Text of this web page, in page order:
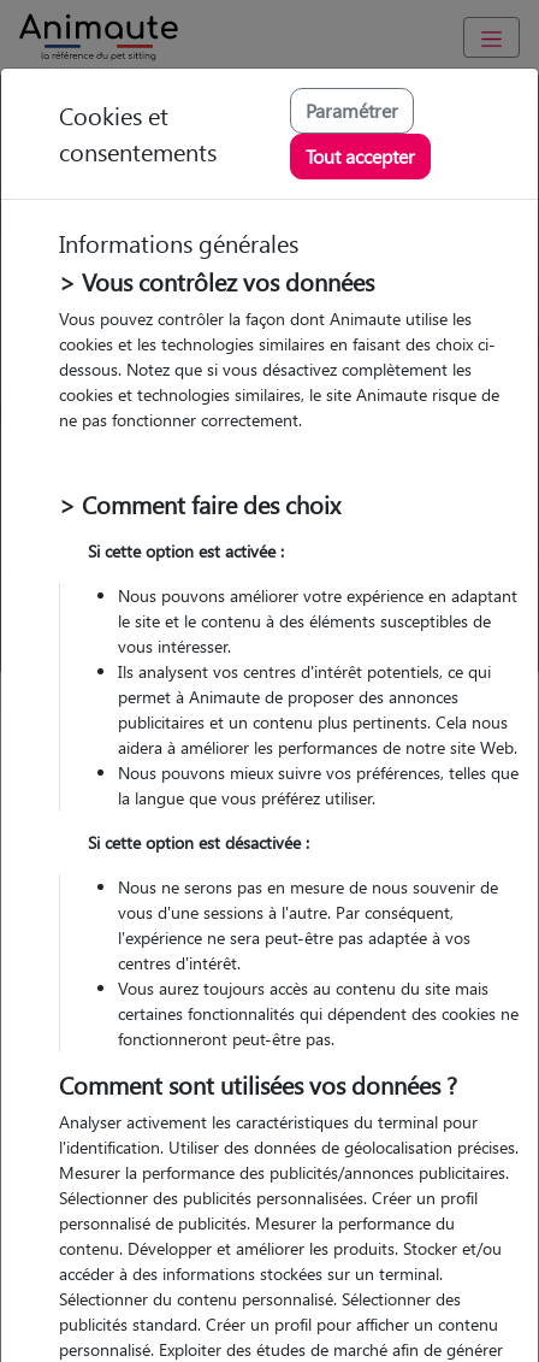
Piroplasmose chien -
babésiose
Garde
chez le Pet Sitter
Garde
chez le Pet Sitter
Promenades
Visites
Promenades
Visites
Ville
Pour quel animal ?
Trouver mon Pet Sitter
Garde d'animaux Piroplasmose chien - babésiose
Catégories de cette page Santé Chien
Article publié le 10/04/2025 et mis à jour le 10/09/2025
La piroplasmose du chien
(babésiose canine) : tout savoir
sur cette maladie
les conseils et avis de votre vétérinaire. En cas de doutes, symptômes,
questions, prenez rendez-vous chez votre vétérinaire !
La piroplasmose du chien, aussi appelée babésiose canine, est une
maladie parasitaire transmise par les tiques. Elle s’attaque aux
globules rouges et peut être très grave si elle n’est pas traitée
rapidement. En France, c’est l’une desmaladies vectorielles les plus
courantes chez le chien​. Heureusement, les traitements sont plutôt
efficaces et donnent de très bons résultats.
Cookies et
consentements
Paramétrer
Tout accepter
Informations générales
> Vous contrôlez vos données
Vous pouvez contrôler la façon dont Animaute utilise les
cookies et les technologies similaires en faisant des choix ci-
dessous. Notez que si vous désactivez complètement les
cookies et technologies similaires, le site Animaute risque de
ne pas fonctionner correctement.
> Comment faire des choix
Si cette option est activée :
Nous pouvons améliorer votre expérience en adaptant
le site et le contenu à des éléments susceptibles de
vous intéresser.
Ils analysent vos centres d'intérêt potentiels, ce qui
permet à Animaute de proposer des annonces
publicitaires et un contenu plus pertinents. Cela nous
aidera à améliorer les performances de notre site Web.
Nous pouvons mieux suivre vos préférences, telles que
la langue que vous préférez utiliser.
Si cette option est désactivée :
Nous ne serons pas en mesure de nous souvenir de
vous d'une sessions à l'autre. Par conséquent,
l'expérience ne sera peut-être pas adaptée à vos
centres d'intérêt.
Vous aurez toujours accès au contenu du site mais
certaines fonctionnalités qui dépendent des cookies ne
fonctionneront peut-être pas.
Comment sont utilisées vos données ?
Analyser activement les caractéristiques du terminal pour
l'identification. Utiliser des données de géolocalisation précises.
Mesurer la performance des publicités/annonces publicitaires.
Sélectionner des publicités personnalisées. Créer un profil
personnalisé de publicités. Mesurer la performance du
contenu. Développer et améliorer les produits. Stocker et/ou
accéder à des informations stockées sur un terminal.
Sélectionner du contenu personnalisé. Sélectionner des
publicités standard. Créer un profil pour afficher un contenu
personnalisé. Exploiter des études de marché afin de générer